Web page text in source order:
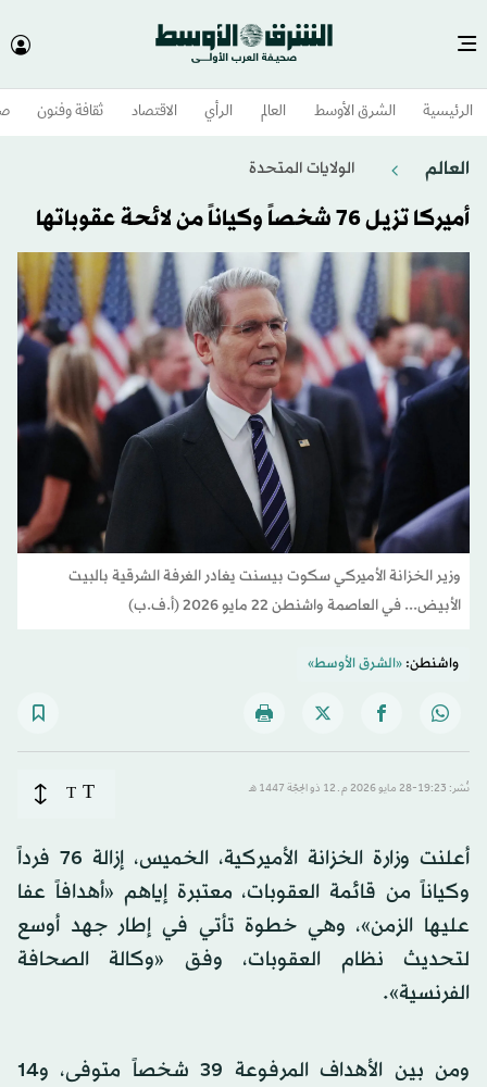
الرئيسية الشرق الأوسط​ العالم الرأي الاقتصاد ثقافة وفنون
العالم الولايات المتحدة​
أميركا تزيل 76 شخصاً وكياناً من لائحة عقوباتها
وزير الخزانة الأميركي سكوت بيسنت يغادر الغرفة الشرقية بالبيت
الأبيض... في العاصمة واشنطن 22 مايو 2026 (أ.ف.ب)
واشنطن:«الشرق الأوسط»
نُشر: 19:23-28 مايو 2026 م ـ 12 ذو الحِجّة 1447 هـ T
T
أعلنت وزارة الخزانة الأميركية، الخميس، إزالة 76 فرداً
وكياناً من قائمة العقوبات، معتبرة إياهم «أهدافاً عفا
عليها الزمن»، وهي خطوة تأتي في إطار جهد أوسع
لتحديث نظام العقوبات، وفق «وكالة الصحافة
الفرنسية».
ومن بين الأهداف المرفوعة 39 شخصاً متوفى، و14